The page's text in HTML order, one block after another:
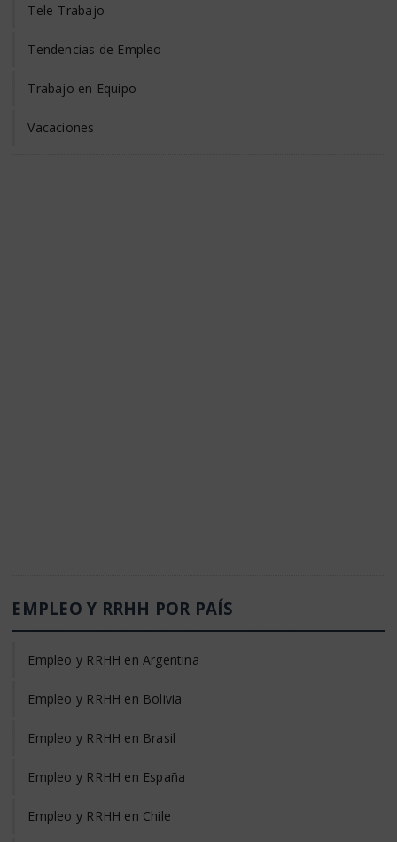
Tele-Trabajo
Tendencias de Empleo
Trabajo en Equipo
Vacaciones
EMPLEO Y RRHH POR PAÍS
Empleo y RRHH en Argentina
Empleo y RRHH en Bolivia
Empleo y RRHH en Brasil
Empleo y RRHH en España
Empleo y RRHH en Chile